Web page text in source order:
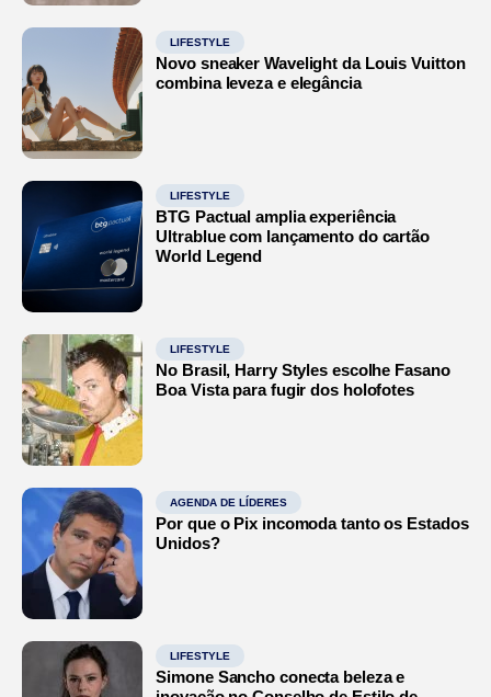
LIFESTYLE
Novo sneaker Wavelight da Louis Vuitton
combina leveza e elegância
LIFESTYLE
BTG Pactual amplia experiência
Ultrablue com lançamento do cartão
World Legend
LIFESTYLE
No Brasil, Harry Styles escolhe Fasano
Boa Vista para fugir dos holofotes
AGENDA DE LÍDERES
Por que o Pix incomoda tanto os Estados
Unidos?
LIFESTYLE
Simone Sancho conecta beleza e